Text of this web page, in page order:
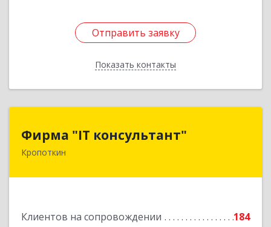
Отправить заявку
Показать контакты
Отправить заявку
Назад
Фирма "IT консультант"
Кропоткин
Клиентов на сопровождении 184
352389, Краснодарский край, Кавказский р-н,